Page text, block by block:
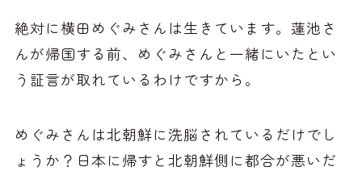
絶対に横田めぐみさんは生きています。蓮池さ
んが帰国する前、めぐみさんと一緒にいたとい
う証言が取れているわけですから。
めぐみさんは北朝鮮に洗脳されているだけでし
ょうか？日本に帰すと北朝鮮側に都合が悪いだ